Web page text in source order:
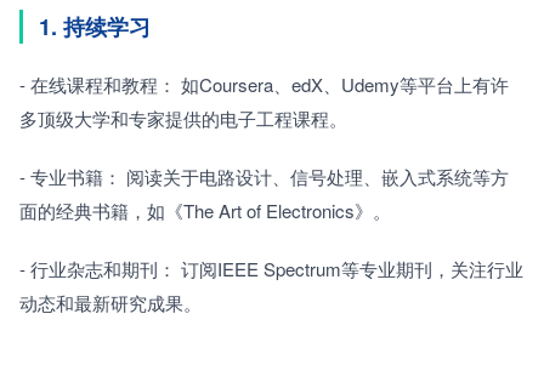
1. 持续学习
- 在线课程和教程： 如Coursera、edX、Udemy等平台上有许
多顶级大学和专家提供的电子工程课程。
- 专业书籍： 阅读关于电路设计、信号处理、嵌入式系统等方
面的经典书籍，如《The Art of Electronics》。
- 行业杂志和期刊： 订阅IEEE Spectrum等专业期刊，关注行业
动态和最新研究成果。